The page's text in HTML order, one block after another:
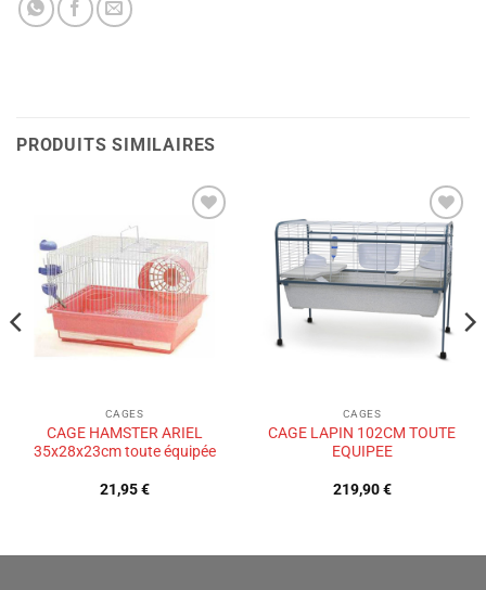
PRODUITS SIMILAIRES
à la liste
de
souhaits
CAGES
CAGE HAMSTER ARIEL
35x28x23cm toute équipée
21,95€
Ajouter
à la liste
de
souhaits
CAGES
CAGE LAPIN 102CM TOUTE
EQUIPEE
219,90€